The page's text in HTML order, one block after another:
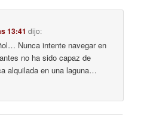
13:41 dijo:
Nunca intente navegar en
no ha sido capaz de
alquilada en una laguna…